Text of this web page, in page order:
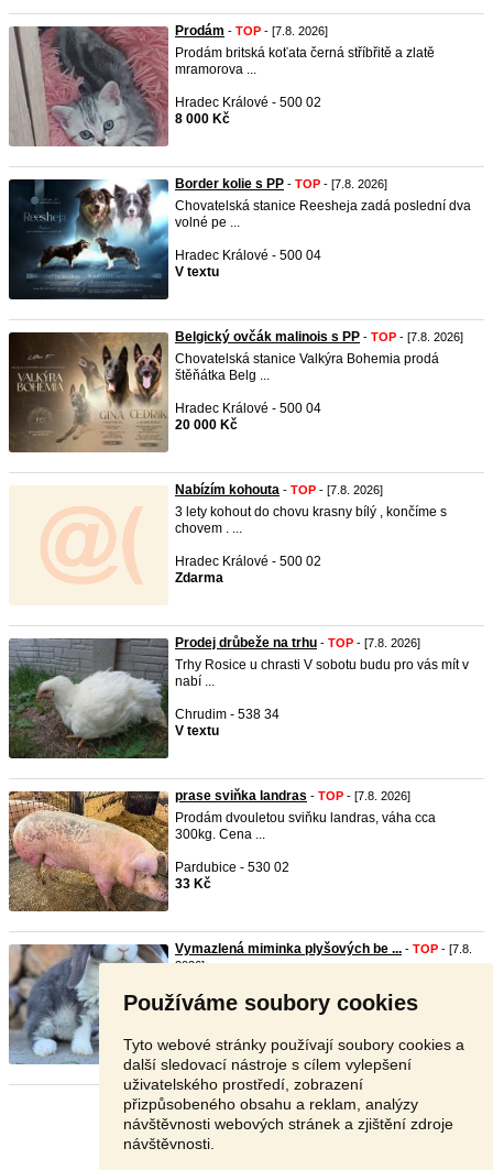
Používáme soubory cookies
Tyto webové stránky používají soubory cookies a
další sledovací nástroje s cílem vylepšení
uživatelského prostředí, zobrazení
přizpůsobeného obsahu a reklam, analýzy
návštěvnosti webových stránek a zjištění zdroje
návštěvnosti.
Prodám - TOP - [7.8. 2026]
Prodám britská koťata černá stříbřitě a zlatě
mramorova ...
Hradec Králové - 500 02
8 000 Kč
Border kolie s PP - TOP - [7.8. 2026]
Chovatelská stanice Reesheja zadá poslední dva
volné pe ...
Hradec Králové - 500 04
V textu
Belgický ovčák malinois s PP - TOP - [7.8. 2026]
Chovatelská stanice Valkýra Bohemia prodá
štěňátka Belg ...
Hradec Králové - 500 04
20 000 Kč
Nabízím kohouta - TOP - [7.8. 2026]
3 lety kohout do chovu krasny bílý , končíme s
chovem . ...
Hradec Králové - 500 02
Zdarma
Prodej drůbeže na trhu - TOP - [7.8. 2026]
Trhy Rosice u chrasti V sobotu budu pro vás mít v
nabí ...
Chrudim - 538 34
V textu
prase sviňka landras - TOP - [7.8. 2026]
Prodám dvouletou sviňku landras, váha cca
300kg. Cena ...
Pardubice - 530 02
33 Kč
Vymazlená miminka plyšových be ... - TOP - [7.8.
2026]
zakrslé re ...
Pardubice - 530 03
2 000 Kč
Stránka: 1 2 3 Další